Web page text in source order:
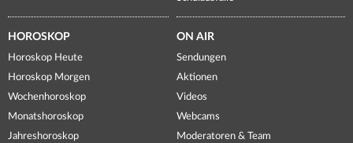
HOROSKOP
Horoskop Heute
Horoskop Morgen
Wochenhoroskop
Monatshoroskop
Jahreshoroskop
ON AIR
Sendungen
Aktionen
Videos
Webcams
Moderatoren & Team